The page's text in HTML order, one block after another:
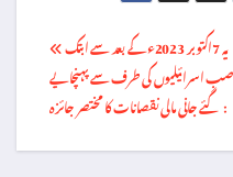
Post
navigation
اسرائیلیوں کی طرف سے پہنچایے
گئے جانی مالی نقصانات کا مختصر جائزہ :